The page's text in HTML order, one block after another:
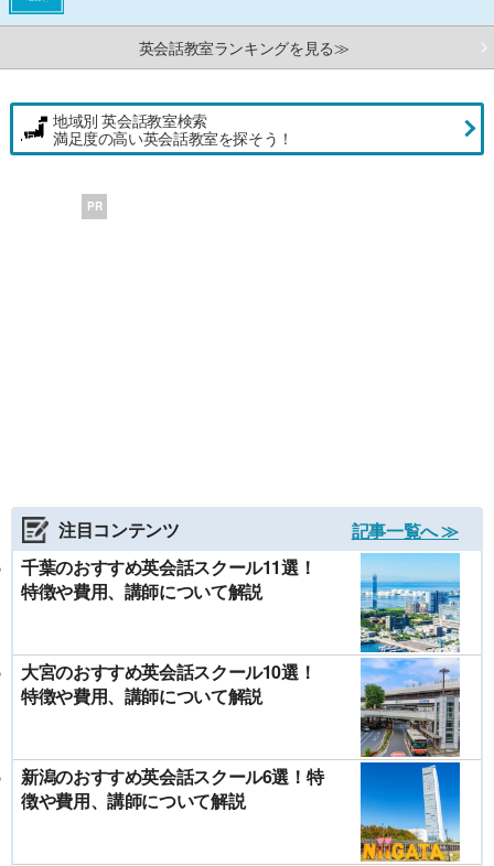
英会話教室ランキングを見る≫
地域別 英会話教室検索
満足度の高い英会話教室を探そう！
PR
注目コンテンツ
記事一覧へ ≫
千葉のおすすめ英会話スクール11選！
特徴や費用、講師について解説
大宮のおすすめ英会話スクール10選！
特徴や費用、講師について解説
新潟のおすすめ英会話スクール6選！特
徴や費用、講師について解説